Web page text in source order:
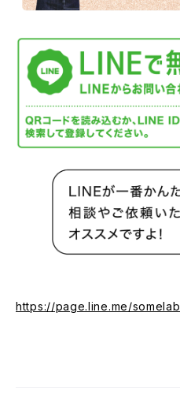
https://page.line.me/somelab